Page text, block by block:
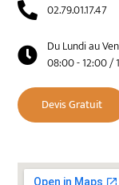
02.79.01.17.47
Du Lundi au
08:00 - 12:00 /
Devis Gratuit